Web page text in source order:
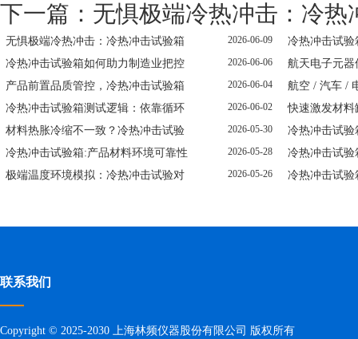
下一篇： 无惧极端冷热冲击：冷热
无惧极端冷热冲击：冷热冲击试验箱 2026-06-09
冷热冲击试
冷热冲击试验箱如何助力制造业把控
2026-06-06
航天电子元
产品前置品质管控，冷热冲击试验箱
2026-06-04
航空 / 汽车 /
冷热冲击试验箱测试逻辑：依靠循环
2026-06-02
快速激发材
材料热胀冷缩不一致？冷热冲击试验
2026-05-30
冷热冲击试
冷热冲击试验箱:产品材料环境可靠性
2026-05-28
冷热冲击试
极端温度环境模拟：冷热冲击试验对
2026-05-26 冷热冲击试
联系我们
Copyright © 2025-2030 上海林频仪器股份有限公司 版权所有